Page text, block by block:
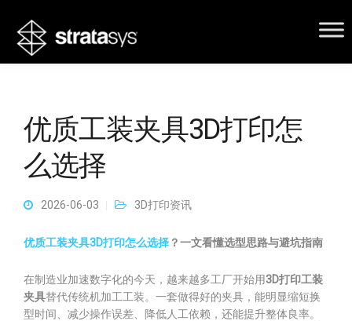
优质工装夹具3D打印怎
么选择
2026-06-03 3D打印资讯
优质工装夹具3D打印怎么选择 ？一文看懂选型思路与避坑指南
在制造业加速数字化的今天，越来越多工厂开始用3D打印工装
夹具替代传统机加工工装。一套做得好的夹具，能明显缩短换
型时间、减少操作误差、降低人工依赖，还能提升整体良率。